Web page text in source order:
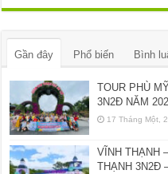
Gần đây Phổ biến Bình
TOUR PHÙ
3N2Đ NĂM
17 Tháng Một,
VĨNH THẠNH
THẠNH 3N2Đ